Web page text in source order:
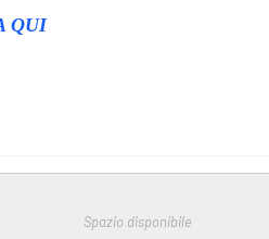
QUI
Spazio disponibile